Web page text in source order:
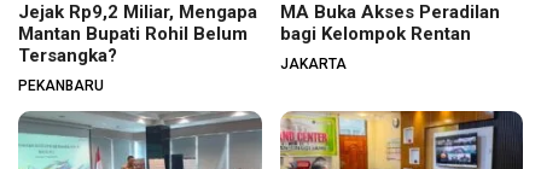
Jejak Rp9,2 Miliar, Mengapa
Mantan Bupati Rohil Belum
Tersangka?
PEKANBARU
MA Buka Akses Peradilan
bagi Kelompok Rentan
JAKARTA